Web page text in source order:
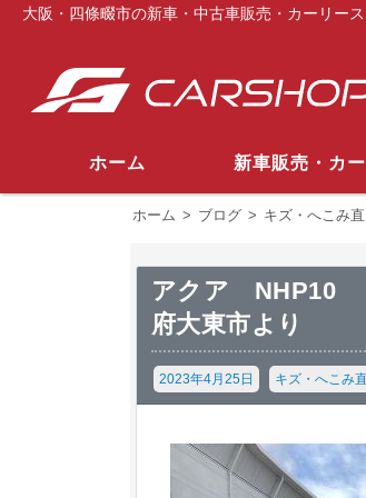
大阪・四條畷市の新車・中古車販売・カーリー
ホーム 新車販売・カ
ホーム > ブログ > キズ・へこみ
アクア NHP10
府大東市より
2023年4月25日 キズ・へこみ